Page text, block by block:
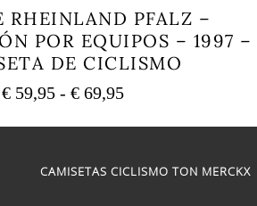
RHEINLAND PFALZ –
POR EQUIPOS – 1997 –
DE CICLISMO
€ 59,95 - € 69,95Rango
precios:
€ 59,95
múltiples
CAMISETAS CICLISMO TON MERCKX